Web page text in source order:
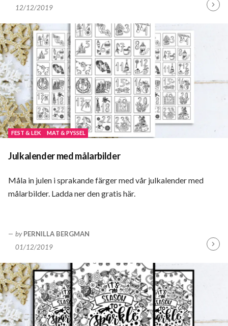
12/12/2019
FEST & LEK MAT & PYSSEL
Julkalender med målarbilder
Måla in julen i sprakande färger med vår julkalender med
målarbilder. Ladda ner den gratis här.
by PERNILLA BERGMAN
01/12/2019